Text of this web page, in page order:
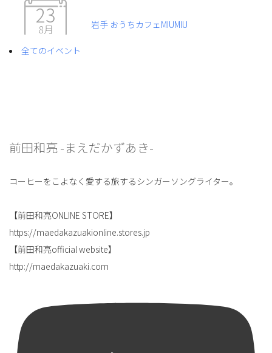
23
8月 岩手 おうちカフェMIUMIU
全てのイベント
前田和亮 -まえだかずあき-
コーヒーをこよなく愛する旅するシンガーソングライター。
【前田和亮ONLINE STORE】
https://maedakazuakionline.stores.jp
【前田和亮official website】
http://maedakazuaki.com